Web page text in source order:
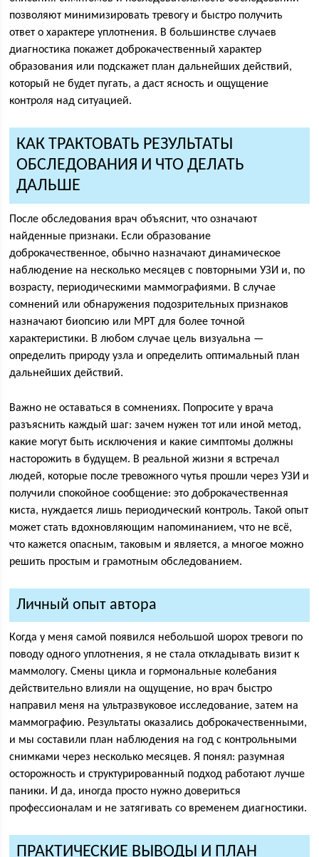
позволяют минимизировать тревогу и быстро получить
ответ о характере уплотнения. В большинстве случаев
диагностика покажет доброкачественный характер
образования или подскажет план дальнейших действий,
который не будет пугать, а даст ясность и ощущение
контроля над ситуацией.
КАК ТРАКТОВАТЬ РЕЗУЛЬТАТЫ
ОБСЛЕДОВАНИЯ И ЧТО ДЕЛАТЬ
ДАЛЬШЕ
После обследования врач объяснит, что означают
найденные признаки. Если образование
доброкачественное, обычно назначают динамическое
наблюдение на несколько месяцев с повторными УЗИ и, по
возрасту, периодическими маммографиями. В случае
сомнений или обнаружения подозрительных признаков
назначают биопсию или МРТ для более точной
характеристики. В любом случае цель визуальна —
определить природу узла и определить оптимальный план
дальнейших действий.
Важно не оставаться в сомнениях. Попросите у врача
разъяснить каждый шаг: зачем нужен тот или иной метод,
какие могут быть исключения и какие симптомы должны
насторожить в будущем. В реальной жизни я встречал
людей, которые после тревожного чутья прошли через УЗИ и
получили спокойное сообщение: это доброкачественная
киста, нуждается лишь периодический контроль. Такой опыт
может стать вдохновляющим напоминанием, что не всё,
что кажется опасным, таковым и является, а многое можно
решить простым и грамотным обследованием.
Личный опыт автора
Когда у меня самой появился небольшой шорох тревоги по
поводу одного уплотнения, я не стала откладывать визит к
маммологу. Смены цикла и гормональные колебания
действительно влияли на ощущение, но врач быстро
направил меня на ультразвуковое исследование, затем на
маммографию. Результаты оказались доброкачественными,
и мы составили план наблюдения на год с контрольными
снимками через несколько месяцев. Я понял: разумная
осторожность и структурированный подход работают лучше
паники. И да, иногда просто нужно довериться
профессионалам и не затягивать со временем диагностики.
ПРАКТИЧЕСКИЕ ВЫВОДЫ И ПЛАН